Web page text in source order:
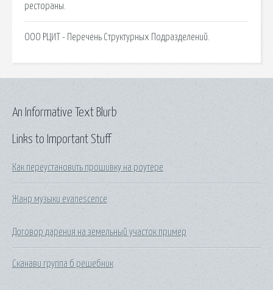
рестораны.
ООО РЦИТ - Перечень Структурных Подразделений.
Links to Important Stuff
Как переустановить прошивку на роутере
Жанр музыки evanescence
Договор дарения на земельный участок пример
Сканави группа б решебник
An Informative Text Blurb